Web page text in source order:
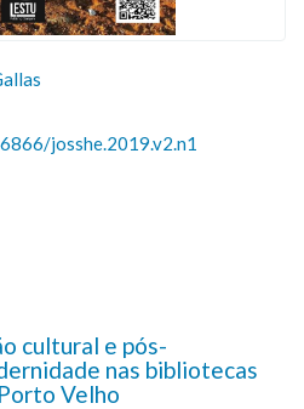
josshe.2019.v2.n1
cultural e pós-
nas bibliotecas
Velho